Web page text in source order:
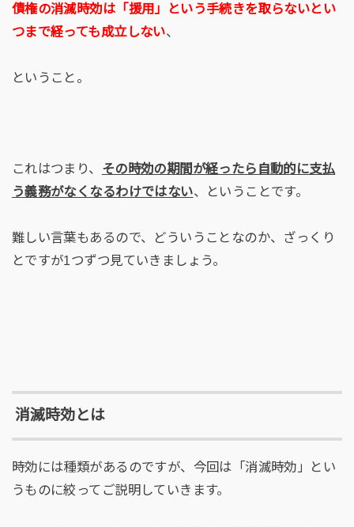
債権の消滅時効は「援用」という手続きを取らないとい
つまで経っても成立しない、
ということ。
これはつまり、 その時効の期間が経ったら自動的に支払
う義務がなくなるわけではない、ということです。
難しい言葉もあるので、どういうことなのか、ざっくり
とですが1つずつ見ていきましょう。
消滅時効とは
時効には種類があるのですが、今回は「消滅時効」とい
うものに絞ってご説明していきます。